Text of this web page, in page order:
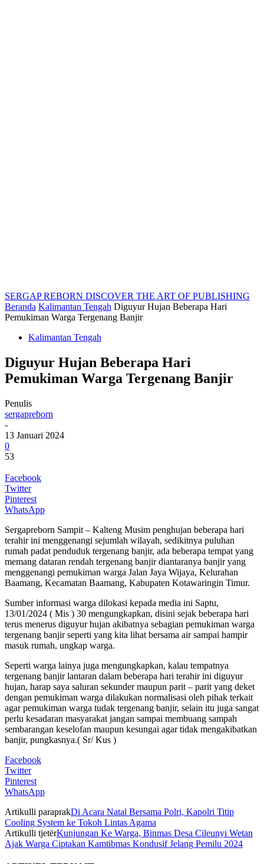
SERGAP REBORN DISCOVER THE ART OF PUBLISHING
Beranda Kalimantan Tengah Diguyur Hujan Beberapa Hari
Pemukiman Warga Tergenang Banjir
Kalimantan Tengah
Diguyur Hujan Beberapa Hari
Pemukiman Warga Tergenang Banjir
Penulis
sergapreborn
-
13 Januari 2024
0
53
Facebook
Twitter
Pinterest
WhatsApp
Sergapreborn Sampit – Kalteng Musim penghujan beberapa hari
terahir ini menggenangi sejumlah wilayah, sedikitnya puluhan
rumah padat penduduk tergenang banjir, ada beberapa tempat yang
memang dataran rendah tergenang banjir diantaranya banjir yang
menggenangi pemukiman warga Jalan Jaya Wijaya, Kelurahan
Baamang, Kecamatan Baamang, Kabupaten Kotawaringin Timur.
Sumber informasi warga dilokasi kepada media ini Saptu,
13/01/2024 ( Mis ) 30 mengungkapkan, disini sejak beberapa hari
terus menerus diguyur hujan akibatnya sebagian pemukiman warga
tergenang banjir seperti yang kita lihat bersama air sampai hampir
masuk rumah, ungkap warga.
Seperti warga lainya juga mengungkapkan, kalau tempatnya
tergenang banjir lantaran dalam beberapa hari terahir ini diguyur
hujan, harap saya saluran sekunder maupun parit – parit yang deket
dengan pemukiman warga dilakukan normalisasi oleh pihak terkait
agar pemukiman warga tudak tergenang banjir, selain itu juga sangat
perlu kesadaran masyarakat jangan sampai membuang sampah
sembarangan keselofan maupun kesungai agar tidak mengakibatkan
banjir, pungkasnya.( Sr/ Kus )
Facebook
Twitter
Pinterest
WhatsApp
Artikulli paraprakDi Acara Natal Bersama Polri, Kapolri Titip
Cooling System ke Tokoh Lintas Agama
Artikulli tjetërKunjungan Ke Warga, Binmas Desa Cileunyi Wetan
Ajak Warga Ciptakan Kamtibmas Kondusif Jelang Pemilu 2024